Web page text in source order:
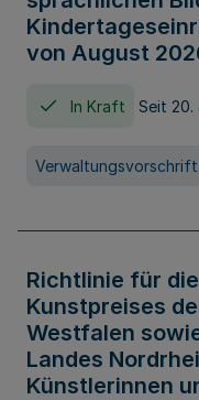
von August
In Kraft Seit 20.
Verwaltungsvorschrift
Richtlinie für
Kunstpreises
Westfalen
Landes
Künstlerinnen